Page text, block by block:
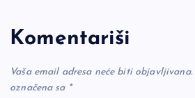
Komentariši
Vaša email adresa neće biti objavljivana.
označena sa *